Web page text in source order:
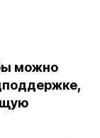
можно